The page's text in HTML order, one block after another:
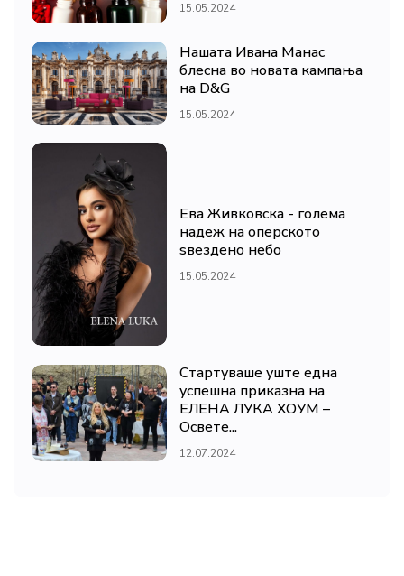
15.05.2024
Нашата Ивана Манас
блесна во новата кампања
на D&G
15.05.2024
Ева Живковска - голема
надеж на оперското
ѕвездено небо
15.05.2024
Стартуваше уште една
успешна приказна на
ЕЛЕНА ЛУКА ХОУМ –
Освете...
12.07.2024